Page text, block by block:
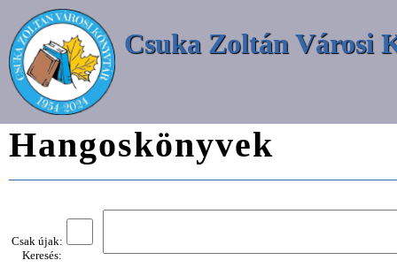
Csuka Zoltán Városi
Hangoskönyvek
Csak újak:
Keresés: